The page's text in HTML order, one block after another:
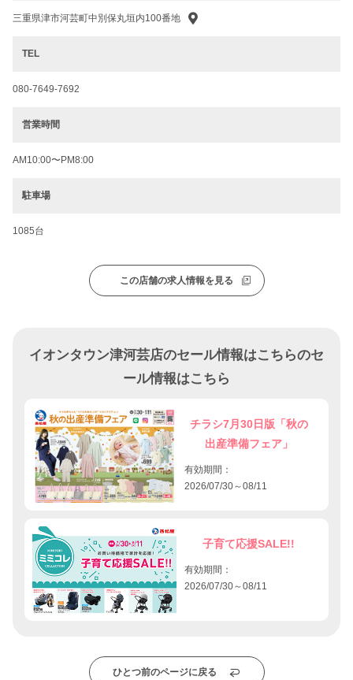
三重県津市河芸町中別保丸垣内100番地
TEL
080-7649-7692
営業時間
AM10:00〜PM8:00
駐車場
1085台
この店舗の求人情報を見る
イオンタウン津河芸店のセール情報はこちらのセ
ール情報はこちら
チラシ7月30日版「秋の
出産準備フェア」
有効期間：
2026/07/30～08/11
子育て応援SALE!!
有効期間：
2026/07/30～08/11
ひとつ前のページに戻る